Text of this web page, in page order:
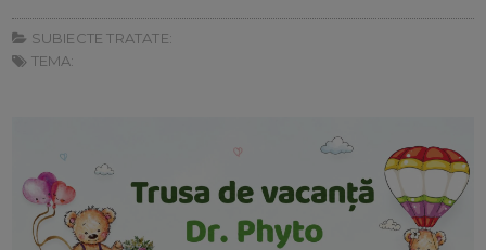
SUBIECTE TRATATE:
TEMA: